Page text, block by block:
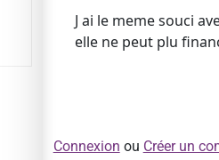
J ai le meme souci
elle ne peut plu
Connexion ou Créer un